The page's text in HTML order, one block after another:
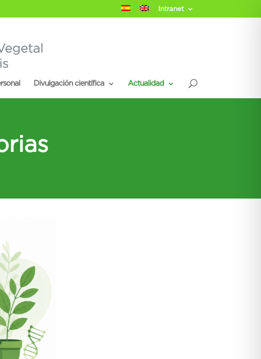
Intranet
Divulgación científica Actualidad